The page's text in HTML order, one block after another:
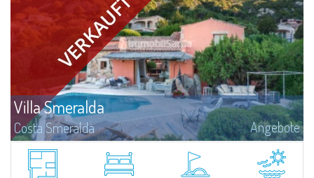
Villa Smeralda
Costa Smeralda Angebote
DieVilla Smeralda, aus der Hand des bekannten ArchitektenJean Claude
Lesuisse, befindet sich in einzigartiger Lage über der Baia delPevero, mit
einem Panoramablick auf das Meer und die Hügel von Pantogia.Sie ist Teil...